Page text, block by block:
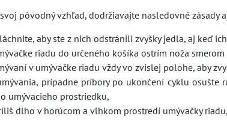
pôvodný vzhľad, dodržiavajte nasledovné zásady
aby ste z nich odstránili zvyšky jedla, aj keď
riadu do určeného košíka ostrím noža
v umývačke riadu vždy vo zvislej polohe, aby
prípadne príbory po ukončení cyklu osušte
umývacieho prostriedku,
dlho v horúcom a vlhkom prostredí umývačky